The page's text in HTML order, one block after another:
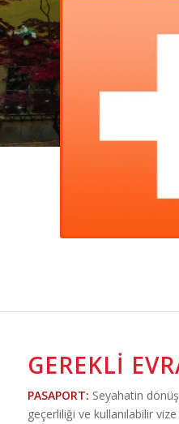
GEREKLI
PASAPORT: Seyahatin
geçerliliği ve kullanılabilir